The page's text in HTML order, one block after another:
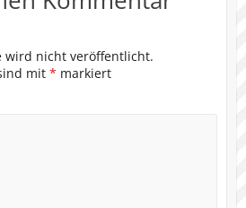
wird nicht veröffentlicht.
mit * markiert